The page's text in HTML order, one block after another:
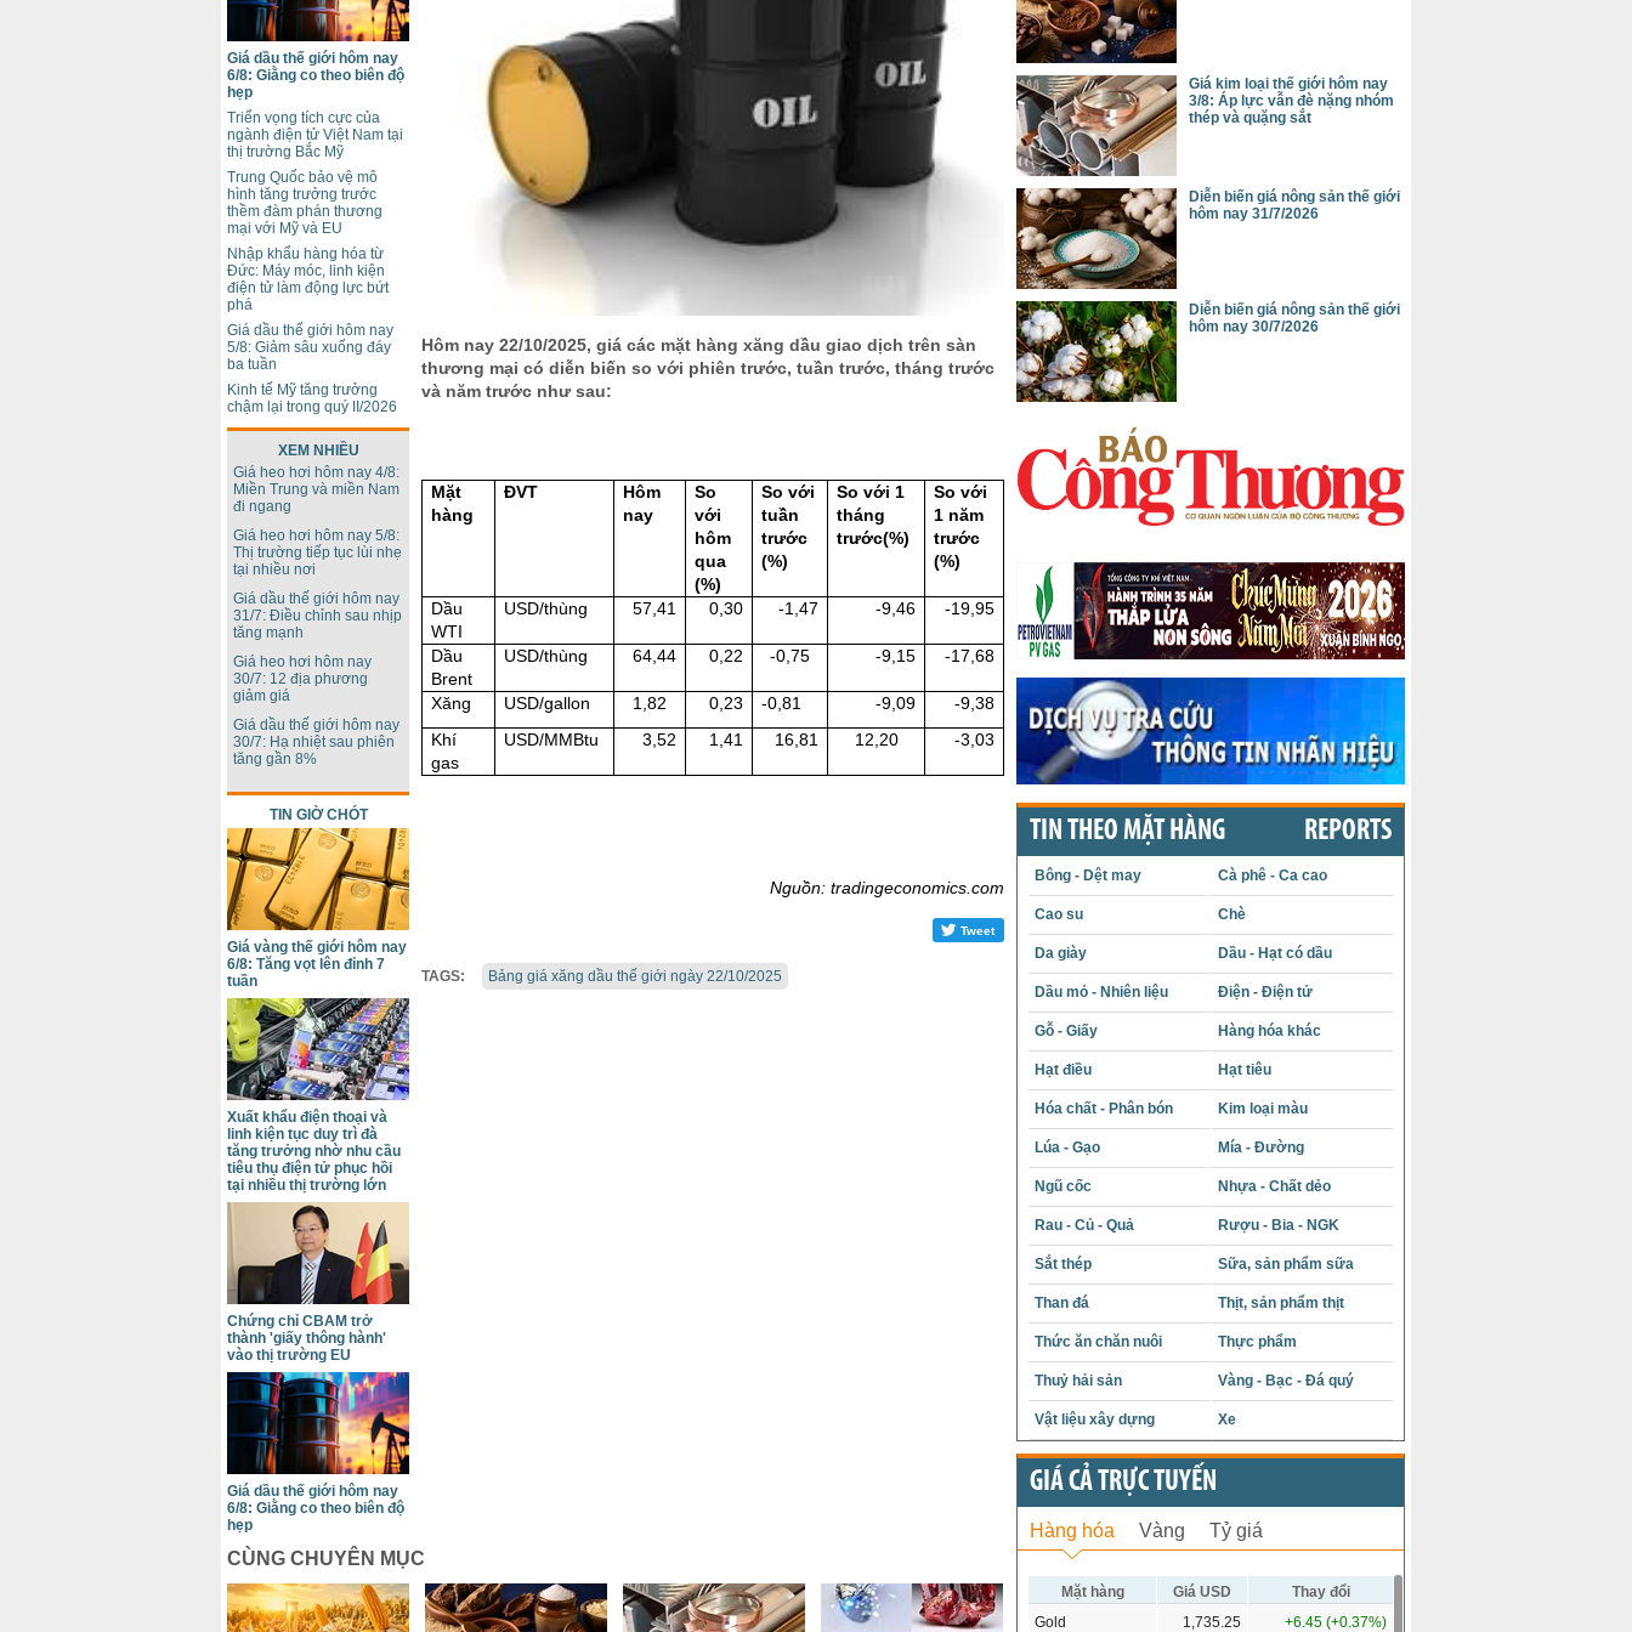
Hôm nay 22/10/2025, giá các mặt hàng xăng dầu giao dịch trên sàn
thương mại có diễn biến so với phiên trước, tuần trước, tháng trước
và năm trước như sau:
Mặt
hàng
ĐVT
Hôm
nay
So
với
hôm
qua
(%)
So với
tuần
trước
(%)
So với 1
tháng
trước(%)
So với
1 năm
trước
(%)
Dầu
WTI
USD/thùng 57,41 0,30 -1,47 -9,46 -19,95
Dầu
Brent
USD/thùng 64,44 0,22 -0,75 -9,15 -17,68
Xăng USD/gallon 1,82 0,23 -0,81 -9,09
-9,38
Khí
gas
USD/MMBtu 3,52 1,41 16,81 12,20 -3,03
Nguồn: tradingeconomics.com
Tweet
TAGS: Bảng giá xăng dầu thế giới ngày 22/10/2025
Giá dầu thế giới hôm nay
6/8: Giằng co theo biên độ
hẹp
Triển vọng tích cực của
ngành điện tử Việt Nam tại
thị trường Bắc Mỹ
Trung Quốc bảo vệ mô
hình tăng trưởng trước
thềm đàm phán thương
mại với Mỹ và EU
Nhập khẩu hàng hóa từ
Đức: Máy móc, linh kiện
điện tử làm động lực bứt
phá
Giá dầu thế giới hôm nay
5/8: Giảm sâu xuống đáy
ba tuần
Kinh tế Mỹ tăng trưởng
chậm lại trong quý II/2026
XEM NHIỀU
Giá heo hơi hôm nay 4/8:
Miền Trung và miền Nam
đi ngang
Giá heo hơi hôm nay 5/8:
Thị trường tiếp tục lùi nhẹ
tại nhiều nơi
Giá dầu thế giới hôm nay
31/7: Điều chỉnh sau nhịp
tăng mạnh
Giá heo hơi hôm nay
30/7: 12 địa phương
giảm giá
Giá dầu thế giới hôm nay
30/7: Hạ nhiệt sau phiên
tăng gần 8%
TIN GIỜ CHÓT
Giá vàng thế giới hôm nay
6/8: Tăng vọt lên đỉnh 7
tuần
Xuất khẩu điện thoại và
linh kiện tục duy trì đà
tăng trưởng nhờ nhu cầu
tiêu thụ điện tử phục hồi
tại nhiều thị trường lớn
Chứng chỉ CBAM trở
thành 'giấy thông hành'
vào thị trường EU
Giá dầu thế giới hôm nay
6/8: Giằng co theo biên độ
hẹp
CÙNG CHUYÊN MỤC
Giá kim loại thế giới hôm nay
3/8: Áp lực vẫn đè nặng nhóm
thép và quặng sắt
Diễn biến giá nông sản thế giới
hôm nay 31/7/2026
Diễn biến giá nông sản thế giới
hôm nay 30/7/2026
TIN THEO MẶT HÀNG REPORTS
Bông - Dệt may Cà phê - Ca cao
Cao su Chè
Da giày Dầu - Hạt có dầu
Dầu mỏ - Nhiên liệu Điện - Điện tử
Gỗ - Giấy Hàng hóa khác
Hạt điều Hạt tiêu
Hóa chất - Phân bón Kim loại màu
Lúa - Gạo Mía - Đường
Ngũ cốc Nhựa - Chất dẻo
Rau - Củ - Quả Rượu - Bia - NGK
Sắt thép Sữa, sản phẩm sữa
Than đá Thịt, sản phẩm thịt
Thức ăn chăn nuôi Thực phẩm
Thuỷ hải sản Vàng - Bạc - Đá quý
Vật liệu xây dựng Xe
GIÁ CẢ TRỰC TUYẾN
Hàng hóa Vàng Tỷ giá
Mặt hàng Giá USD
Thay đổi
Gold
1,735.25 +6.45 (+0.37%)